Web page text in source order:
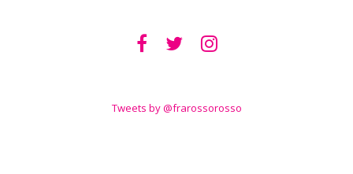
Tweets by @frarossorosso